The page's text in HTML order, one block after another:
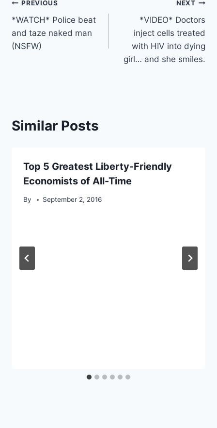
Post
navigation
PREVIOUS
*WATCH* Police beat
and taze naked man
(NSFW)
NEXT
*VIDEO* Doctors
inject cells treated
with HIV into dying
girl… and she smiles.
Similar Posts
Top 5 Greatest Liberty-Friendly
Economists of All-Time
By September 2, 2016